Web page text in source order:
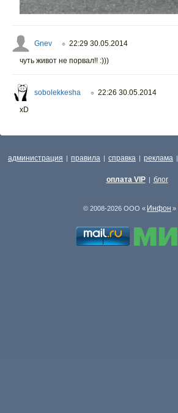
Gnev ○ 22:29 30.05.2014
чуть живот не порвал!! :)))
sobolekkesha ○ 22:26 30.05.2014
xD
администрация | правила | справка | реклама |
оплата VIP | блог
© 2008-2026 ООО « Инфон »